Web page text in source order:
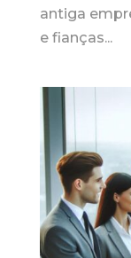
antiga
e fianças...